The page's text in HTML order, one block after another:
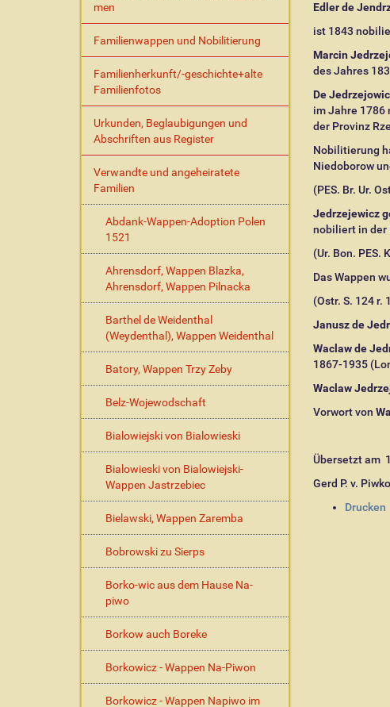
Edler de
ist 1843
Marcin
des Jahres
De
im Jahre 1786
der Provinz
Nobilitierung
Niedoborow
(PES. Br. Ur.
Jedrzejewicz
nobiliert in der
(Ur. Bon. PES.
Das Wappen
(Ostr. S. 124 r.
Janusz de
Waclaw de
1867-1935
Waclaw
Vorwort von
Übersetzt am
Gerd P. v.
Drucken
men
Familienwappen und Nobilitierung
Familienherkunft/-geschichte+alte
Familienfotos
Urkunden, Beglaubigungen und
Abschriften aus Register
Verwandte und angeheiratete
Familien
Abdank-Wappen-Adoption Polen
1521
Ahrensdorf, Wappen Blazka,
Ahrensdorf, Wappen Pilnacka
Barthel de Weidenthal
(Weydenthal), Wappen Weidenthal
Batory, Wappen Trzy Zeby
Belz-Wojewodschaft
Bialowiejski von Bialowieski
Bialowieski von Bialowiejski-
Wappen Jastrzebiec
Bielawski, Wappen Zaremba
Bobrowski zu Sierps
Borko-wic aus dem Hause Na-
piwo
Borkow auch Boreke
Borkowicz - Wappen Na-Piwon
Borkowicz - Wappen Napiwo im